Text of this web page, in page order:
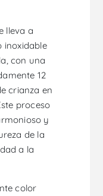
lleva a
inoxidable
con una
12
crianza en
proceso
y
de la
a la
color